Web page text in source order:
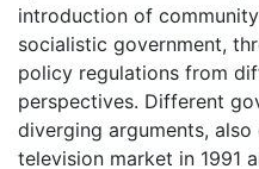
introduction of
socialistic government,
policy regulations from
perspectives. Different
diverging arguments,
television market in 1991